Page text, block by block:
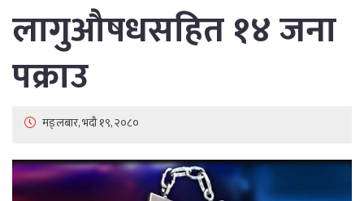
लागुऔषधसहित १४ जना
पक्राउ
मङ्लबार, भदौ १९, २०८०